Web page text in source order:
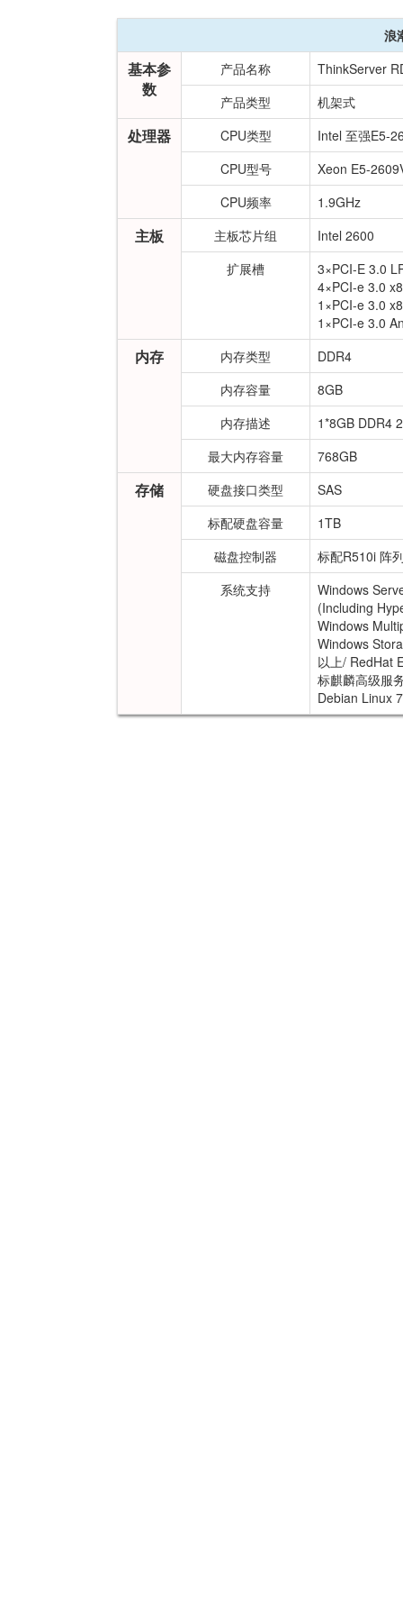
浪
基本参
数
产品名称
ThinkServer
产品类型
机架式
处理器 CPU类型
Intel 至强E5-
CPU型号
Xeon E5-
CPU频率
1.9GHz
主板 主板芯片组
Intel 2600
扩展槽
3×PCI-E 3.0
4×PCI-e 3.0
1×PCI-e 3.0
1×PCI-e 3.0
内存 内存类型
DDR4
内存容量
8GB
内存描述
1*8GB DDR4
最大内存容量
768GB
存储 硬盘接口类型
SAS
标配硬盘容量
1TB
磁盘控制器
标配R510i 阵
系统支持
Windows
(Including
Windows
Windows
以上/ RedHat
标麒麟高级服
Debian Linux